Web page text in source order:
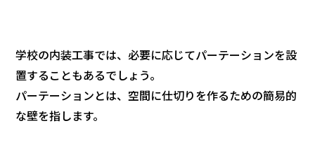
学校の内装工事では、必要に応じてパーテーションを設
置することもあるでしょう。
パーテーションとは、空間に仕切りを作るための簡易的
な壁を指します。